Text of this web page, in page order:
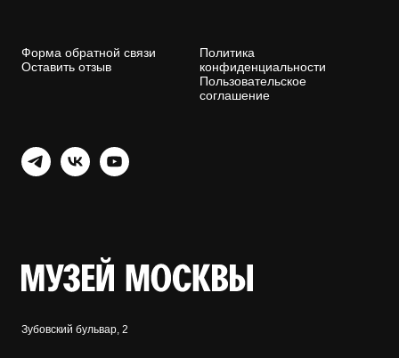
Форма обратной связи
Оставить отзыв
Политика
конфиденциальности
Пользовательское
соглашение
Зубовский бульвар, 2